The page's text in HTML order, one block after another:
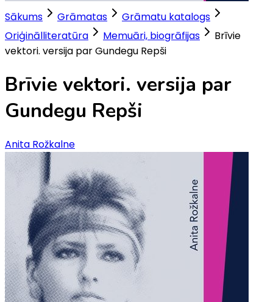
Sākums Grāmatas
Grāmatu katalogs
Oriģinālliteratūra
Memuāri, biogrāfijas
Brīvie
vektori. versija par Gundegu Repši
Brīvie vektori. versija par
Gundegu Repši
Anita Rožkalne